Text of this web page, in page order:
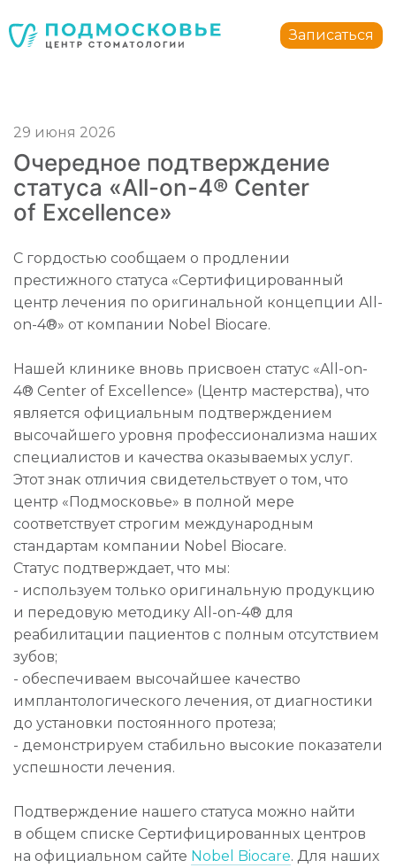
150040 ,Россия ,Ярославская область , Ярославль,ул.
Записаться
Стоматология Подмосковье
+7 4852 74-45-45 mail@mc-podmoskovie.ru
Стоматология Подмосковье
+7 4852 74-45-45 mail@mc-podmoskovie.ru
29 июня 2026
Очередное подтверждение
статуса «All-on-4® Center
of Excellence»
С гордостью сообщаем о продлении
престижного статуса «Сертифицированный
центр лечения по оригинальной концепции All-
on-4®» от компании Nobel Biocare.
Нашей клинике вновь присвоен статус «All-on-
4® Center of Excellence» (Центр мастерства), что
является официальным подтверждением
высочайшего уровня профессионализма наших
специалистов и качества оказываемых услуг.
Этот знак отличия свидетельствует о том, что
центр «Подмосковье» в полной мере
соответствует строгим международным
стандартам компании Nobel Biocare.
Статус подтверждает, что мы:
- используем только оригинальную продукцию
и передовую методику All-on-4® для
реабилитации пациентов с полным отсутствием
зубов;
- обеспечиваем высочайшее качество
имплантологического лечения, от диагностики
до установки постоянного протеза;
- демонстрируем стабильно высокие показатели
успешности лечения.
Подтверждение нашего статуса можно найти
в общем списке Сертифицированных центров
на официальном сайте Nobel Biocare. Для наших